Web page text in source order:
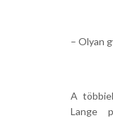
– Olyan
A
Lange